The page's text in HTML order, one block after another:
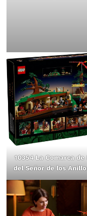
10354 La Comarca de
del Señor de los